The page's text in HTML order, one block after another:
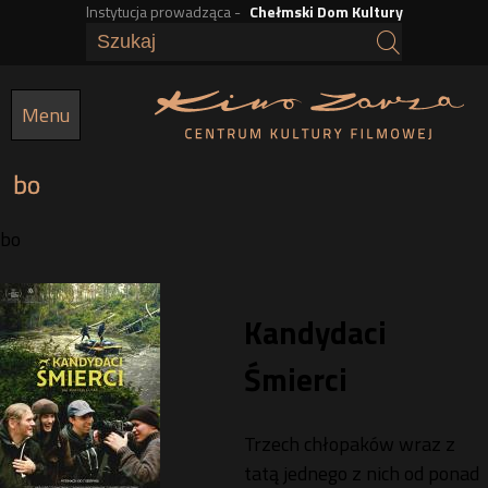
Przejdź
treści
Instytucja prowadząca - Chełmski Dom Kultury
Menu
bo
bo
Kandydaci
Śmierci
Trzech chłopaków wraz z
tatą jednego z nich od ponad